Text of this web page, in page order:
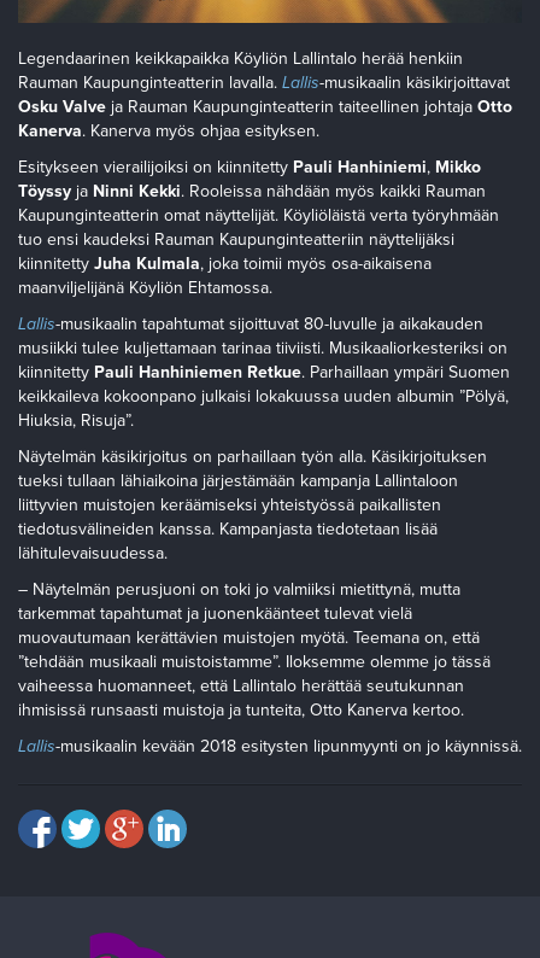
Legendaarinen keikkapaikka Köyliön Lallintalo herää henkiin
Rauman Kaupunginteatterin lavalla. Lallis-musikaalin käsikirjoittavat
Osku Valve ja Rauman Kaupunginteatterin taiteellinen johtaja Otto
Kanerva. Kanerva myös ohjaa esityksen.
Esitykseen vierailijoiksi on kiinnitetty Pauli Hanhiniemi, Mikko
Töyssy ja Ninni Kekki. Rooleissa nähdään myös kaikki Rauman
Kaupunginteatterin omat näyttelijät. Köyliöläistä verta työryhmään
tuo ensi kaudeksi Rauman Kaupunginteatteriin näyttelijäksi
kiinnitetty Juha Kulmala, joka toimii myös osa-aikaisena
maanviljelijänä Köyliön Ehtamossa.
Lallis-musikaalin tapahtumat sijoittuvat 80-luvulle ja aikakauden
musiikki tulee kuljettamaan tarinaa tiiviisti. Musikaaliorkesteriksi on
kiinnitetty Pauli Hanhiniemen Retkue. Parhaillaan ympäri Suomen
keikkaileva kokoonpano julkaisi lokakuussa uuden albumin ”Pölyä,
Hiuksia, Risuja”.
Näytelmän käsikirjoitus on parhaillaan työn alla. Käsikirjoituksen
tueksi tullaan lähiaikoina järjestämään kampanja Lallintaloon
liittyvien muistojen keräämiseksi yhteistyössä paikallisten
tiedotusvälineiden kanssa. Kampanjasta tiedotetaan lisää
lähitulevaisuudessa.
– Näytelmän perusjuoni on toki jo valmiiksi mietittynä, mutta
tarkemmat tapahtumat ja juonenkäänteet tulevat vielä
muovautumaan kerättävien muistojen myötä. Teemana on, että
”tehdään musikaali muistoistamme”. Iloksemme olemme jo tässä
vaiheessa huomanneet, että Lallintalo herättää seutukunnan
ihmisissä runsaasti muistoja ja tunteita, Otto Kanerva kertoo.
Lallis-musikaalin kevään 2018 esitysten lipunmyynti on jo käynnissä.